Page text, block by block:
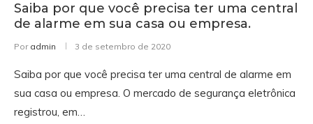
Saiba por que você precisa ter uma central
de alarme em sua casa ou empresa.
Por admin 3 de setembro de 2020
Saiba por que você precisa ter uma central de alarme em
sua casa ou empresa. O mercado de segurança eletrônica
registrou, em…